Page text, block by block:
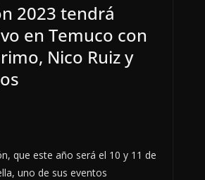
2023 tendrá
en Temuco con
Nico Ruiz y
que este año será el 10 y 11 de
uno de sus eventos